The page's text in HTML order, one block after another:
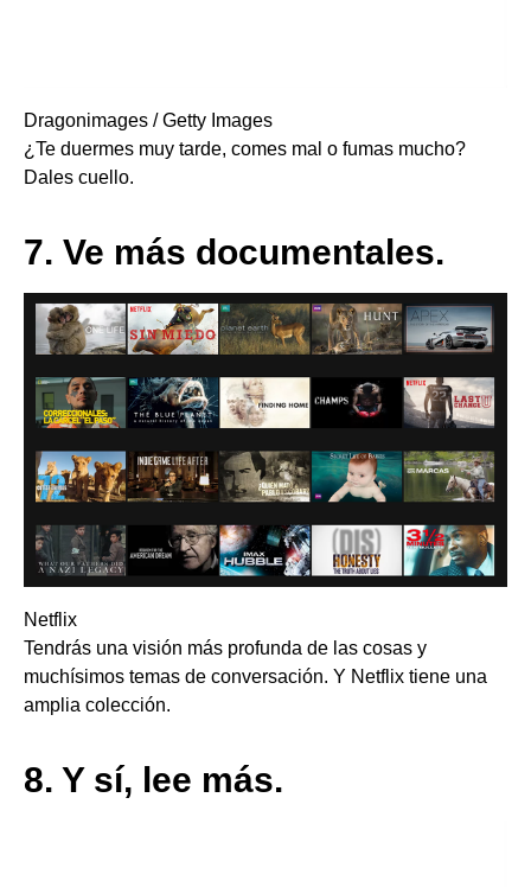
Dragonimages / Getty Images
¿Te duermes muy tarde, comes mal o fumas mucho?
Dales cuello.
7. Ve más documentales.
Netflix
Tendrás una visión más profunda de las cosas y
muchísimos temas de conversación. Y Netflix tiene una
amplia colección.
8. Y sí, lee más.